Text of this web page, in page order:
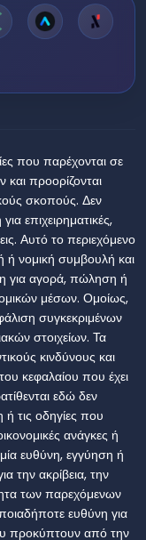
που παρέχονται σε
προορίζονται
σκοπούς. Δεν
επιχειρηματικές,
Αυτό το περιεχόμενο
ή νομική συμβουλή και
για αγορά, πώληση ή
μέσων. Ομοίως,
συγκεκριμένων
στοιχείων. Τα
κινδύνους και
κεφαλαίου που έχει
εδώ δεν
τις οδηγίες που
ανάγκες ή
ευθύνη, εγγύηση ή
την ακρίβεια, την
των παρεχόμενων
ευθύνη για
προκύπτουν από την